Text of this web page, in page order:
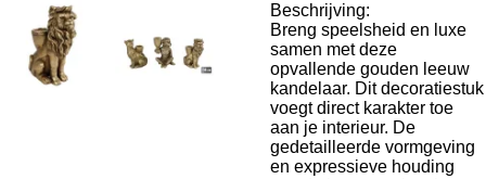
Beschrijving:
Breng speelsheid en luxe
samen met deze
opvallende gouden leeuw
kandelaar. Dit decoratiestuk
voegt direct karakter toe
aan je interieur. De
gedetailleerde vormgeving
en expressieve houding